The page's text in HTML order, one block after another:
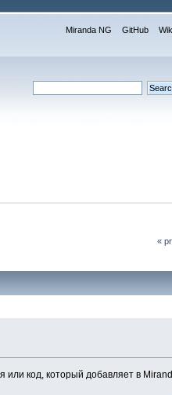
Miranda NG GitHub
«
или код, который добавляет в